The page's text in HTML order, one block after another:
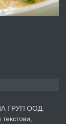
под наем в кв.
преди 5 дни
ГРУП ООД.